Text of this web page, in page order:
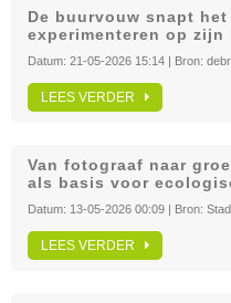
De buurvouw snapt
experimenteren op zijn
Datum: 21-05-2026 15:14 | Bron:
LEES VERDER
Van fotograaf naar
als basis voor
Datum: 13-05-2026 00:09 | Bron:
LEES VERDER